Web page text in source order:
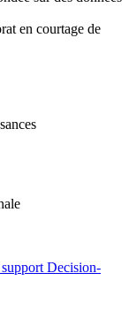
en courtage de
Decision-